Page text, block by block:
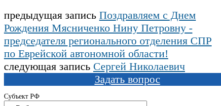
предыдущая запись Поздравляем с Днем
Рождения Мясниченко Нину Петровну -
председателя регионального отделения СПР
по Еврейской автономной области!
следующая запись Сергей Николаевич
Задать вопрос
Субъект РФ